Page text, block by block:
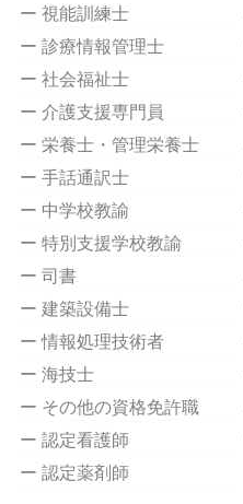
ー 視能訓練士
ー 診療情報管理士
ー 社会福祉士
ー 介護支援専門員
ー 栄養士・管理栄養士
ー 手話通訳士
ー 中学校教諭
ー 特別支援学校教諭
ー 司書
ー 建築設備士
ー 情報処理技術者
ー 海技士
ー その他の資格免許職
ー 認定看護師
ー 認定薬剤師